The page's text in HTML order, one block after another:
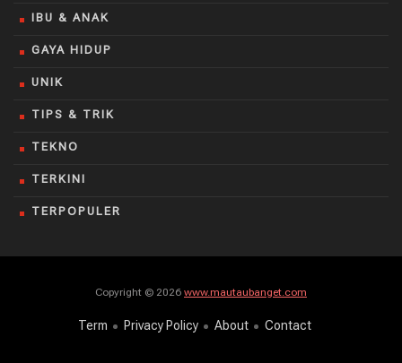
IBU & ANAK
GAYA HIDUP
UNIK
TIPS & TRIK
TEKNO
TERKINI
TERPOPULER
Copyright © 2026 www.mautaubanget.com
Term Privacy Policy About Contact